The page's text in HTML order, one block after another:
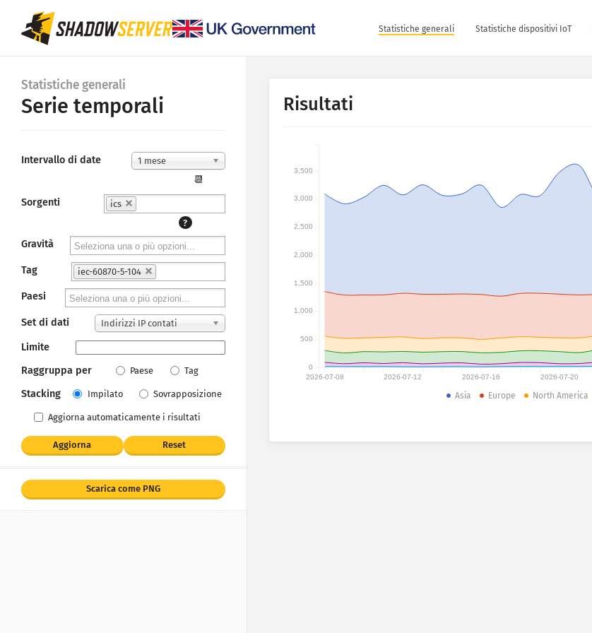
Statistiche generali Statistiche dispositivi IoT
Statistiche generali
Serie temporali
Intervallo di date 1 mese
📆
Sorgenti
ics
?
Gravità
Tag iec-60870-5-104
Paesi
Set di dati Indirizzi IP contati
Limite
Raggruppa per
Paese Tag
Stacking Impilato Sovrapposizione
Aggiorna automaticamente i risultati
Aggiorna Reset
Scarica come PNG
Risultati
2026-07-08 2026-07-12 2026-07-16 2026-07-20
0
500
1,000
1,500
2,000
2,500
3,000
3,500
Asia Europe North America